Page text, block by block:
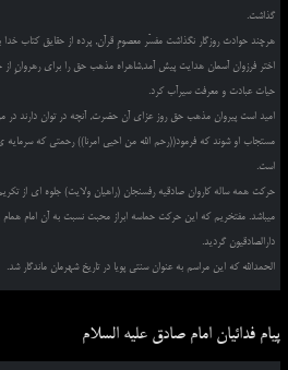
گذاشت.
هرچند حوادث روزگار نگذاشت مفسّر معصومِ قرآن, پرده از حقایق کتاب
اختر فرزوان آسمان هدایت پیش آمد,شاهراه مذهب حق را برای رهروانِ از
حیات عبادت و معرفت سیرآب کرد.
امید است پیروان مذهب حق روز عزای آن حضرت, آنچه در توان دارند در
مستجاب او شوند که فرمود((رحم الله من احیی امرنا)) رحمتی که
است.
حرکت همه ساله کاروان صادقیه رفسنجان (راهیان ولایت) جلوه ای از
میباشد. مفتخریم که این حرکت حماسه ابراز محبت نسبت به آن امام همام
دارالصادقیون گردید.
الحمدالله که این مراسم به عنوان سنتی پویا در تاریخ شهرمان ماندگار شد.
پیام فدائیان امام صادق علیه السلام